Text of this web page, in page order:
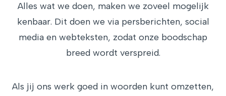
Alles wat we doen, maken we zoveel mogelijk
kenbaar. Dit doen we via persberichten, social
media en webteksten, zodat onze boodschap
breed wordt verspreid.
Als jij ons werk goed in woorden kunt omzetten,